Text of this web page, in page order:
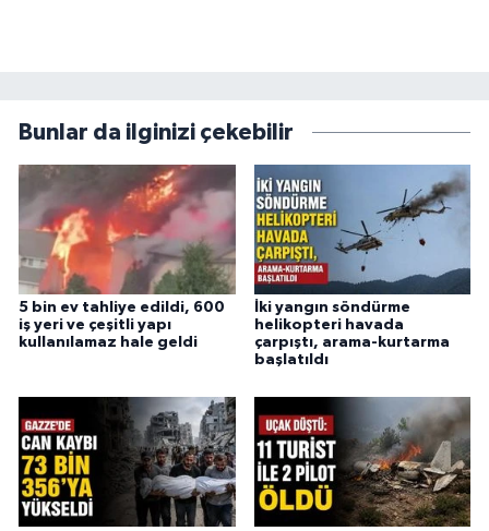
Bunlar da ilginizi çekebilir
5 bin ev tahliye edildi, 600
iş yeri ve çeşitli yapı
kullanılamaz hale geldi
İki yangın söndürme
helikopteri havada
çarpıştı, arama-kurtarma
başlatıldı